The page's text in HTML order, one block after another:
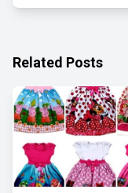
Related Posts